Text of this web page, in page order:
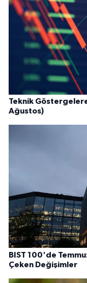
Teknik
Ağustos)
BIST 100'de
Çeken Değişimler